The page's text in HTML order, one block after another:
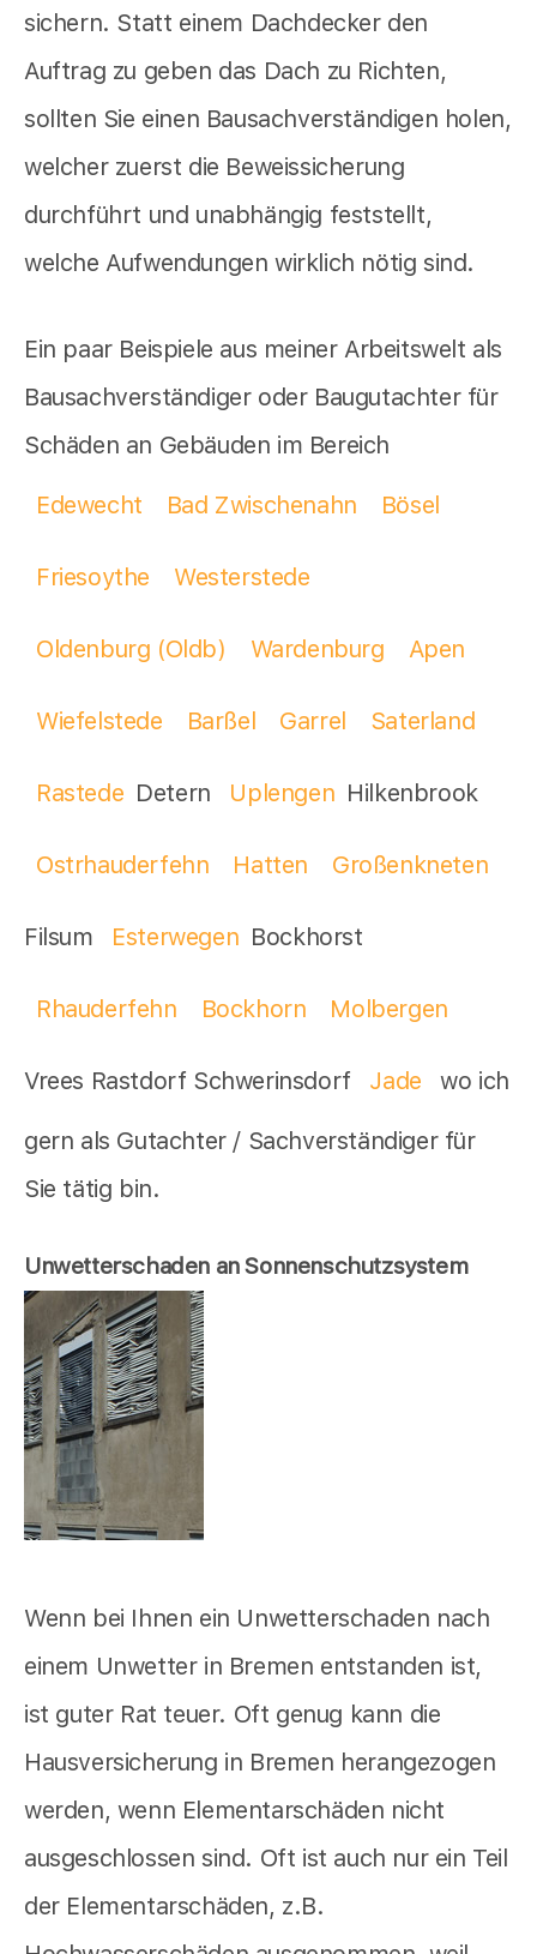
sichern. Statt einem Dachdecker den
Auftrag zu geben das Dach zu Richten,
sollten Sie einen Bausachverständigen holen,
welcher zuerst die Beweissicherung
durchführt und unabhängig feststellt,
welche Aufwendungen wirklich nötig sind.
Ein paar Beispiele aus meiner Arbeitswelt als
Bausachverständiger oder Baugutachter für
Schäden an Gebäuden im Bereich
Edewecht Bad Zwischenahn Bösel
Friesoythe Westerstede
Oldenburg (Oldb) Wardenburg Apen
Wiefelstede Barßel Garrel Saterland
Rastede Detern Uplengen Hilkenbrook
Ostrhauderfehn Hatten Großenkneten
Filsum Esterwegen Bockhorst
Rhauderfehn Bockhorn Molbergen
Vrees Rastdorf Schwerinsdorf Jade wo ich
gern als Gutachter / Sachverständiger für
Sie tätig bin.
Unwetterschaden an Sonnenschutzsystem
Wenn bei Ihnen ein Unwetterschaden nach
einem Unwetter in Bremen entstanden ist,
ist guter Rat teuer. Oft genug kann die
Hausversicherung in Bremen herangezogen
werden, wenn Elementarschäden nicht
ausgeschlossen sind. Oft ist auch nur ein Teil
der Elementarschäden, z.B.